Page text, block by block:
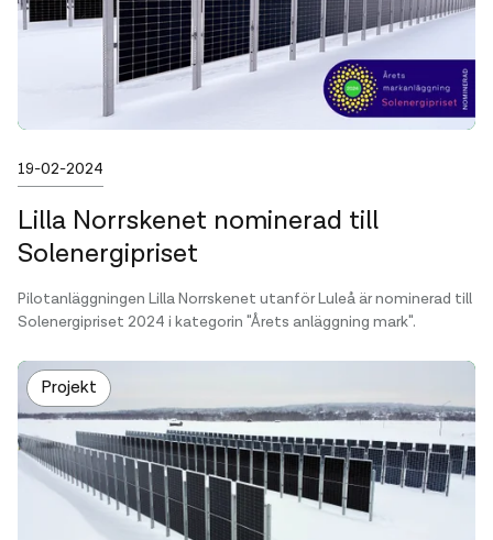
Publicerad
19-02-2024
Lilla Norrskenet nominerad till
Solenergipriset
Pilotanläggningen Lilla Norrskenet utanför Luleå är nominerad till
Solenergipriset 2024 i kategorin "Årets anläggning mark".
Projekt